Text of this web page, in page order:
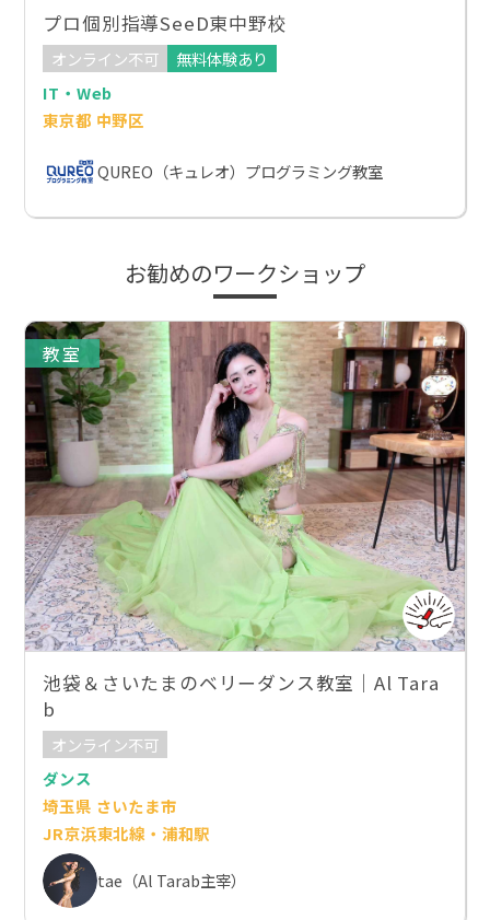
プロ個別指導SeeD東中野校
オンライン不可
無料体験あり
IT・Web
東京都 中野区
QUREO（キュレオ）プログラミング教室
お勧めのワークショップ
教室
池袋＆さいたまのベリーダンス教室｜Al Tara
b
オンライン不可
ダンス
埼玉県 さいたま市
JR京浜東北線・浦和駅
tae（Al Tarab主宰）